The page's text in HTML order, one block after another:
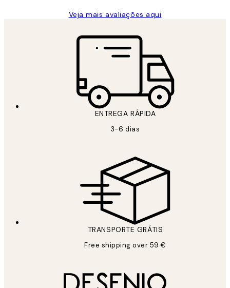
Veja mais avaliações aqui
ENTREGA RÁPIDA
3-6 dias
TRANSPORTE GRÁTIS
Free shipping over 59 €